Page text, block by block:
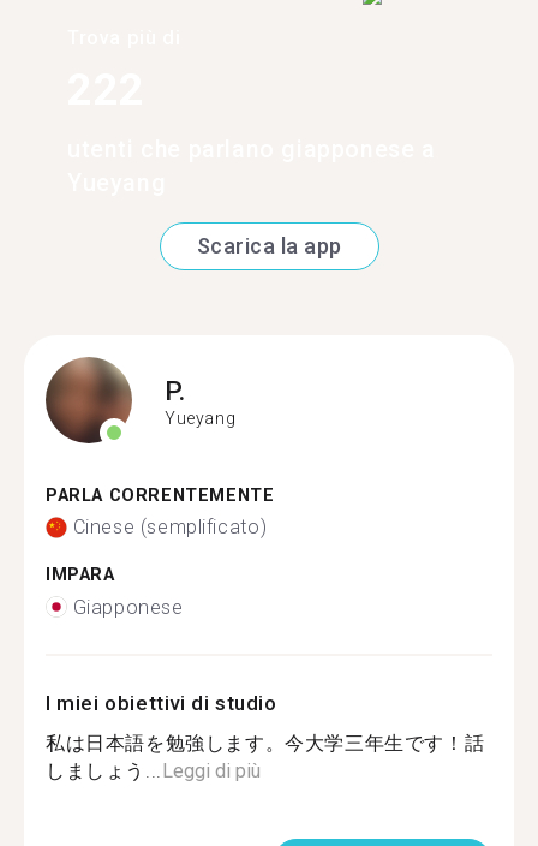
Scarica la app
P.
Yueyang
PARLA CORRENTEMENTE
Cinese (semplificato)
IMPARA
Giapponese
I miei obiettivi di studio
私は日本語を勉強します。今大学三年生です！話
しましょう... Leggi di più